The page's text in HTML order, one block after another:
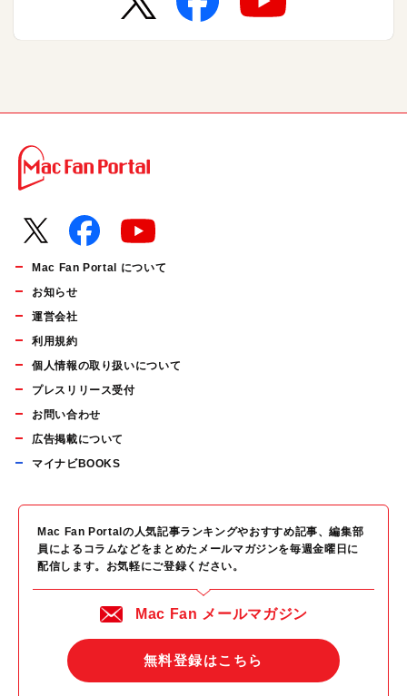
Mac Fan Portal について
お知らせ
運営会社
利用規約
個人情報の取り扱いについて
プレスリリース受付
お問い合わせ
広告掲載について
マイナビBOOKS
Mac Fan Portalの人気記事ランキングやおすすめ記事、編集部
員によるコラムなどをまとめたメールマガジンを毎週金曜日に
配信します。お気軽にご登録ください。
Mac Fan メールマガジン
無料登録はこちら